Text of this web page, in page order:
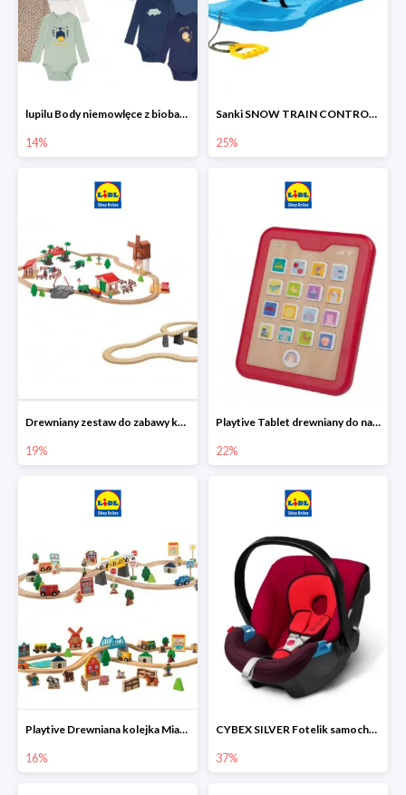
lupilu Body niemowlęce z biobawełny
14%
Sanki SNOW TRAIN CONTROL -25%
25%
Drewniany zestaw do zabawy kolejką - farma i wiadukt
19%
Playtive Tablet drewniany do nauki, interaktywny
22%
Playtive Drewniana kolejka Miasto lub Farma
16%
CYBEX SILVER Fotelik samochodowy
37%